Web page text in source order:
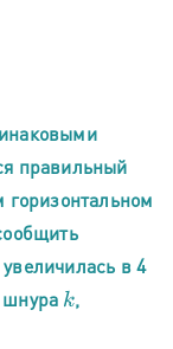
правильный
горизонтальном
в 4
шнура k,